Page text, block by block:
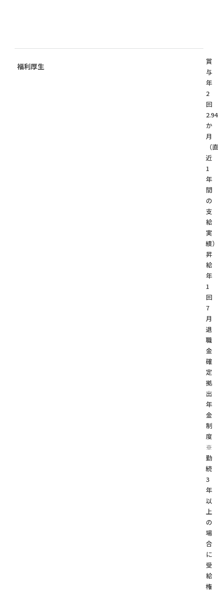
福利厚生
賞
与
年
2
回
2.94
か
月
（直
近
1
年
間
の
支
給
実
績）
昇
給
年
1
回
7
月
退
職
金
確
定
拠
出
年
金
制
度
※
勤
続
3
年
以
上
の
場
合
に
受
給
権